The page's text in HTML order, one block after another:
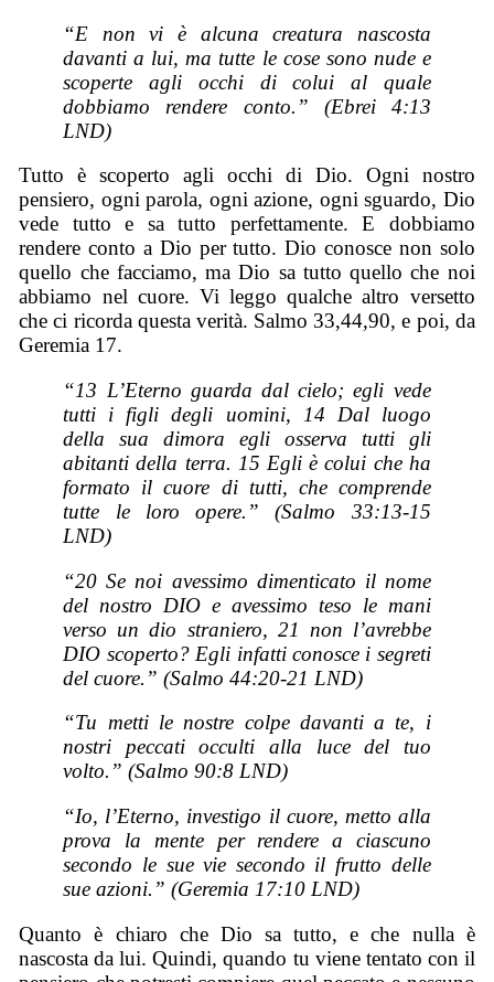
“E non vi è alcuna creatura nascosta
davanti a lui, ma tutte le cose sono nude e
scoperte agli occhi di colui al quale
dobbiamo rendere conto.” (Ebrei 4:13
LND)
Tutto è scoperto agli occhi di Dio. Ogni nostro
pensiero, ogni parola, ogni azione, ogni sguardo, Dio
vede tutto e sa tutto perfettamente. E dobbiamo
rendere conto a Dio per tutto. Dio conosce non solo
quello che facciamo, ma Dio sa tutto quello che noi
abbiamo nel cuore. Vi leggo qualche altro versetto
che ci ricorda questa verità. Salmo 33,44,90, e poi, da
Geremia 17.
“13 L’Eterno guarda dal cielo; egli vede
tutti i figli degli uomini, 14 Dal luogo
della sua dimora egli osserva tutti gli
abitanti della terra. 15 Egli è colui che ha
formato il cuore di tutti, che comprende
tutte le loro opere.” (Salmo 33:13-15
LND)
“20 Se noi avessimo dimenticato il nome
del nostro DIO e avessimo teso le mani
verso un dio straniero, 21 non l’avrebbe
DIO scoperto? Egli infatti conosce i segreti
del cuore.” (Salmo 44:20-21 LND)
“Tu metti le nostre colpe davanti a te, i
nostri peccati occulti alla luce del tuo
volto.” (Salmo 90:8 LND)
“Io, l’Eterno, investigo il cuore, metto alla
prova la mente per rendere a ciascuno
secondo le sue vie secondo il frutto delle
sue azioni.” (Geremia 17:10 LND)
Quanto è chiaro che Dio sa tutto, e che nulla è
nascosta da lui. Quindi, quando tu viene tentato con il